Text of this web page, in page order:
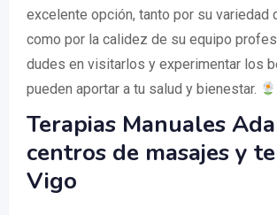
excelente opción, tanto por su variedad
como por la calidez de su equipo
dudes en visitarlos y experimentar los
pueden aportar a tu salud y bienestar.
Terapias Manuales
centros de masajes y
Vigo